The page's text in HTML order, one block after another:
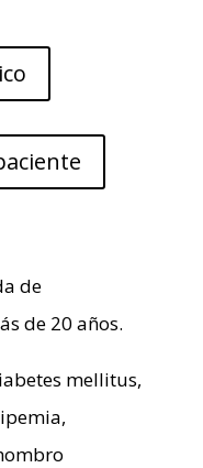
de
de 20 años.
mellitus,